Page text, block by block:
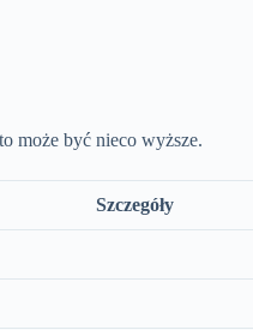
może być nieco wyższe.
Szczegóły